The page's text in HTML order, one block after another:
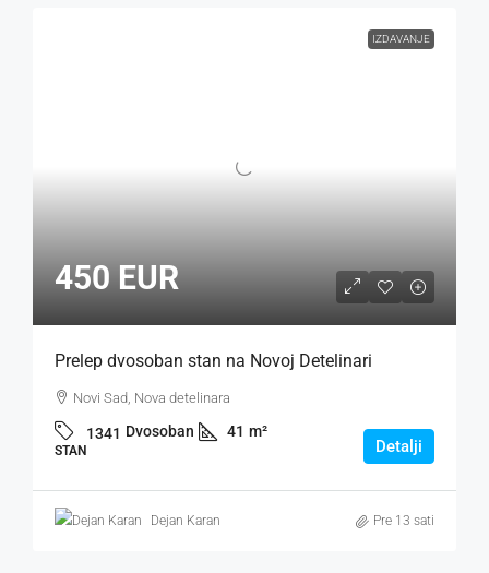
IZDAVANJE
450 EUR
Prelep dvosoban stan na Novoj Detelinari
Novi Sad, Nova detelinara
1341 Dvosoban 41 m²
STAN Detalji
Dejan Karan Pre 13 sati